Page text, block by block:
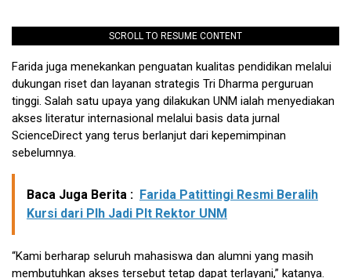
SCROLL TO RESUME CONTENT
Farida juga menekankan penguatan kualitas pendidikan melalui
dukungan riset dan layanan strategis Tri Dharma perguruan
tinggi. Salah satu upaya yang dilakukan UNM ialah menyediakan
akses literatur internasional melalui basis data jurnal
ScienceDirect yang terus berlanjut dari kepemimpinan
sebelumnya.
Baca Juga Berita : Farida Patittingi Resmi Beralih
Kursi dari Plh Jadi Plt Rektor UNM
“Kami berharap seluruh mahasiswa dan alumni yang masih
membutuhkan akses tersebut tetap dapat terlayani,” katanya.